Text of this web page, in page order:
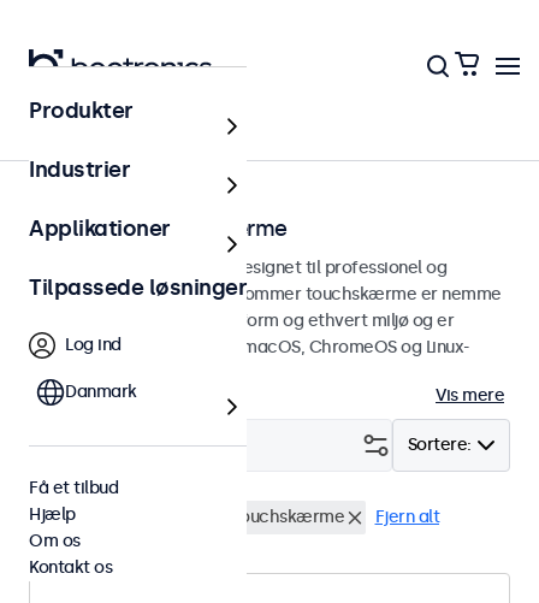
Hjem
15 tommer touchskærme
15 tommer touchskærme designet til professionel og
kontinuerlig brug. Disse 15-tommer touchskærme er nemme
at integrere i enhver brugsform og ethvert miljø og er
kompatible med Windows, macOS, ChromeOS og Linux-
Vis mere
Sortere:
Filter (0)
BNC (CVBS) 15 tommer touchskærme Fjern alt
Produkter
Industrier
Applikationer
Tilpassede løsninger
Log ind
Danmark
Få et tilbud
Hjælp
Om os
Kontakt os